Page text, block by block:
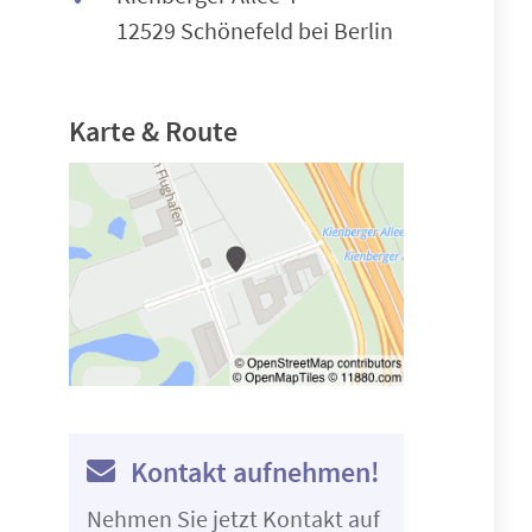
12529 Schönefeld bei Berlin
Karte & Route
Kontakt aufnehmen!
Nehmen Sie jetzt Kontakt auf